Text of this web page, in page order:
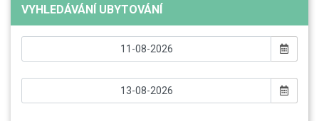
VYHLEDÁVÁNÍ UBYTOVÁNÍ